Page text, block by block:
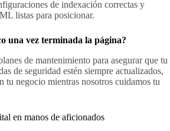
de indexación correctas y
listas para posicionar.
una vez terminada la página?
de mantenimiento para asegurar que tu
de seguridad estén siempre actualizados,
tu negocio mientras nosotros cuidamos tu
en manos de aficionados